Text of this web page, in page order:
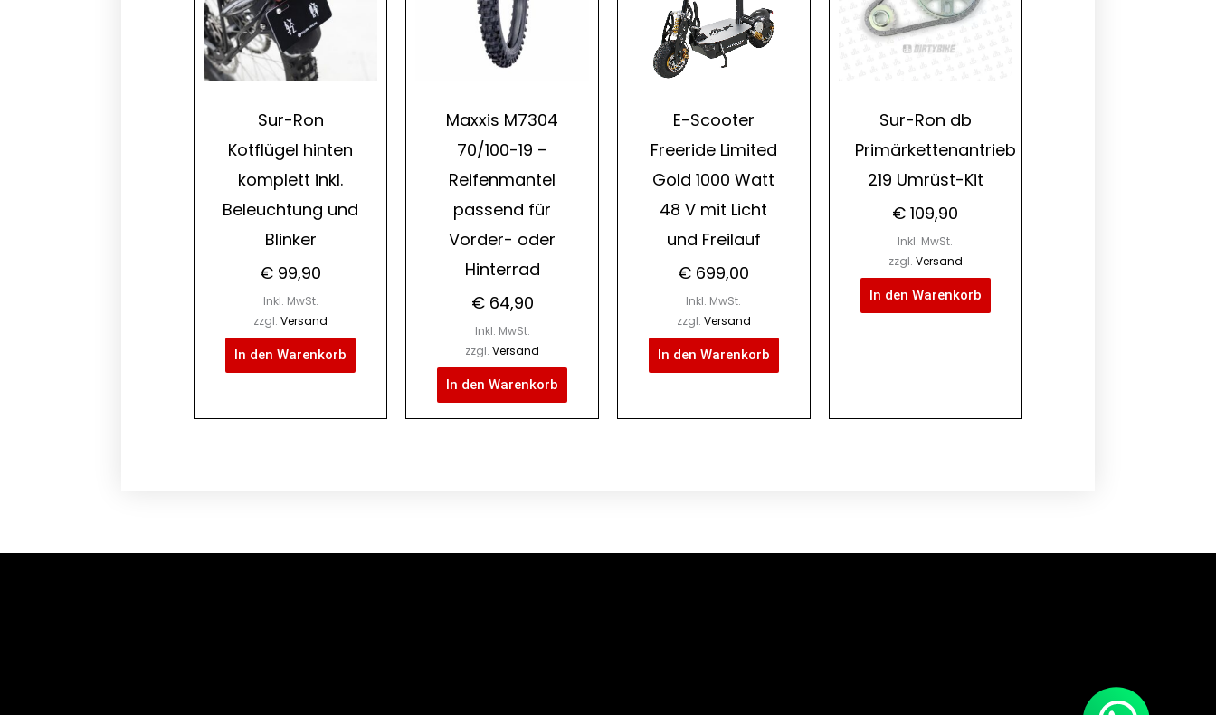
Sur-Ron
Kotflügel hinten
komplett inkl.
Beleuchtung und
Blinker
€ 99,90
Inkl. MwSt.
zzgl.Versand
In den Warenkorb
Maxxis M7304
70/100-19 –
Reifenmantel
passend für
Vorder- oder
Hinterrad
€64,90
Inkl. MwSt.
zzgl.Versand
In den Warenkorb
E-Scooter
Freeride Limited
Gold 1000 Watt
48 V mit Licht
und Freilauf
€ 699,00
Inkl. MwSt.
zzgl. Versand
In den Warenkorb
Sur-Ron db
Primärkettenantrieb
219 Umrüst-Kit
€ 109,90
Inkl. MwSt.
zzgl. Versand
In den Warenkorb